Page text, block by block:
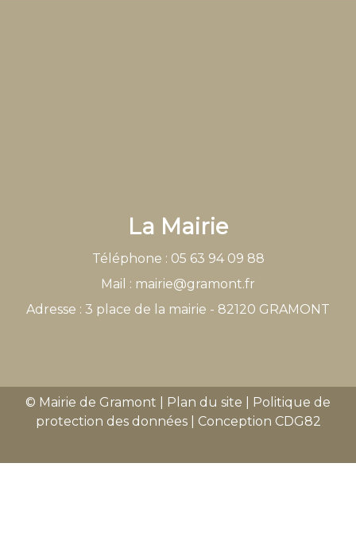
La Mairie
Téléphone : 05 63 94 09 88
Mail : mairie@gramont.fr
Adresse : 3 place de la mairie - 82120 GRAMONT
© Mairie de Gramont Plan du site
Politique de
protection des données| Conception CDG82